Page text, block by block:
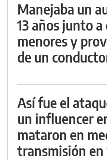
Manejaba un
13 años junto
menores y
de un
Así fue el
un influencer
mataron en
transmisión